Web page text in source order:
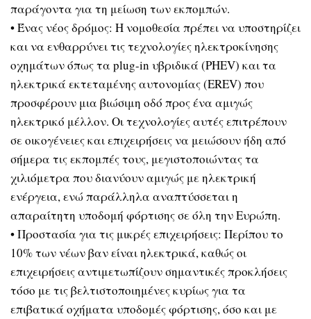
παράγοντα για τη μείωση των εκπομπών.
• Ένας νέος δρόμος: Η νομοθεσία πρέπει να υποστηρίζει
και να ενθαρρύνει τις τεχνολογίες ηλεκτροκίνησης
οχημάτων όπως τα plug-in υβριδικά (PHEV) και τα
ηλεκτρικά εκτεταμένης αυτονομίας (EREV) που
προσφέρουν μια βιώσιμη οδό προς ένα αμιγώς
ηλεκτρικό μέλλον. Οι τεχνολογίες αυτές επιτρέπουν
σε οικογένειες και επιχειρήσεις να μειώσουν ήδη από
σήμερα τις εκπομπές τους, μεγιστοποιώντας τα
χιλιόμετρα που διανύουν αμιγώς με ηλεκτρική
ενέργεια, ενώ παράλληλα αναπτύσσεται η
απαραίτητη υποδομή φόρτισης σε όλη την Ευρώπη.
• Προστασία για τις μικρές επιχειρήσεις: Περίπου το
10% των νέων βαν είναι ηλεκτρικά, καθώς οι
επιχειρήσεις αντιμετωπίζουν σημαντικές προκλήσεις
τόσο με τις βελτιστοποιημένες κυρίως για τα
επιβατικά οχήματα υποδομές φόρτισης, όσο και με